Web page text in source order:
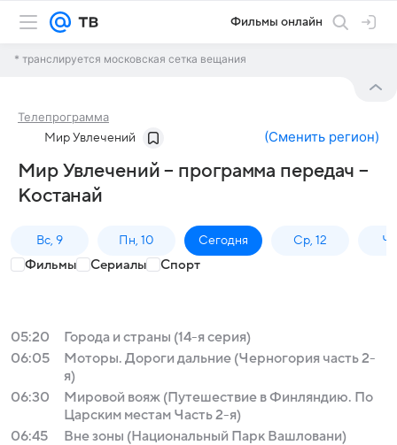
Фильмы онлайн
* транслируется московская сетка вещания
Телепрограмма
Мир Увлечений (Сменить регион)
Мир Увлечений – программа передач –
Костанай
Вс, 9 Пн, 10 Сегодня Ср, 12
Фильмы Сериалы Спорт
05:20
Города и страны (14-я серия)
06:05
Моторы. Дороги дальние (Черногория часть 2-
я)
06:30
Мировой вояж (Путешествие в Финляндию. По
Царским местам Часть 2-я)
06:45
Вне зоны (Национальный Парк Вашловани)